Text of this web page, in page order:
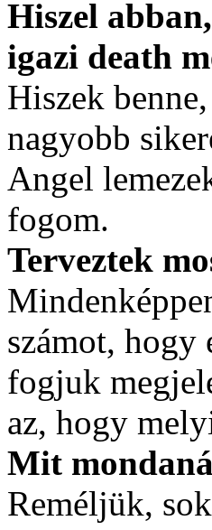
Hiszel
igazi death
Hiszek
nagyobb
Angel
fogom.
Terveztek
számot, hogy
fogjuk
az, hogy
Mit
Reméljük,